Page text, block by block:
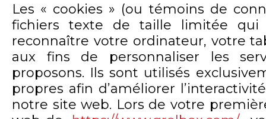
Les « cookies » (ou témoins de
fichiers texte de taille limitée
reconnaître votre ordinateur, votre
aux fins de personnaliser les
proposons. Ils sont utilisés
propres afin d’améliorer
notre site web. Lors de votre